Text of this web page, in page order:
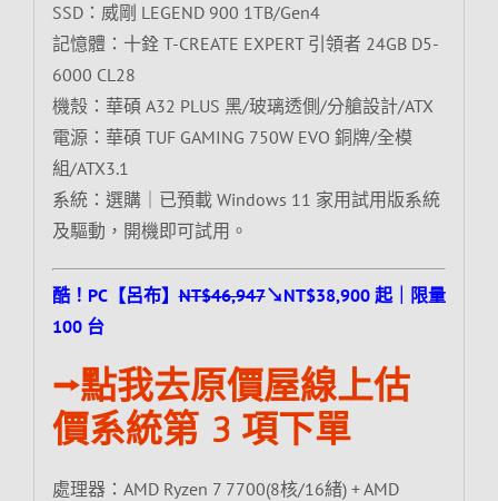
SSD：威剛 LEGEND 900 1TB/Gen4
記憶體：十銓 T-CREATE EXPERT 引領者 24GB D5-
6000 CL28
機殼：華碩 A32 PLUS 黑/玻璃透側/分艙設計/ATX
電源：華碩 TUF GAMING 750W EVO 銅牌/全模
組/ATX3.1
系統：選購｜已預載 Windows 11 家用試用版系統
及驅動，開機即可試用。
酷！PC【呂布】NT$46,947↘NT$38,900 起｜限量
100 台
⭢點我去原價屋線上估
價系統第 3 項下單
處理器：AMD Ryzen 7 7700(8核/16緒) + AMD